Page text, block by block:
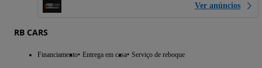
Ver anúncios
RB CARS
Financiamento Entrega em casa Serviço de reboque